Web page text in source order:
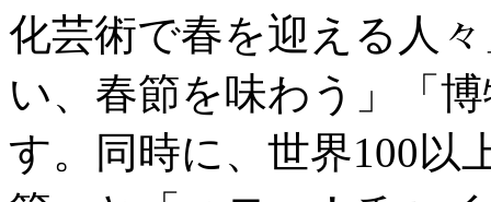
化芸術で春を迎える人
い、春節を味わう」「
す。同時に、世界100以